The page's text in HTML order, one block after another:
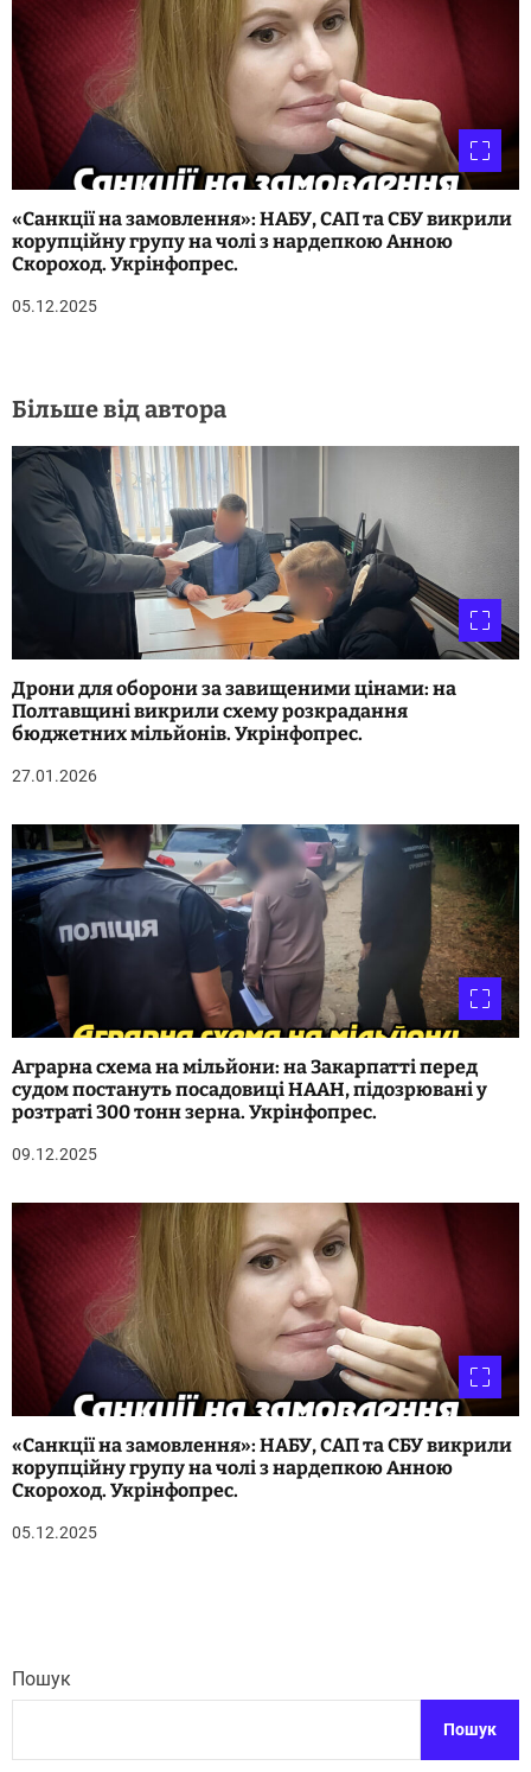
«Санкції на замовлення»: НАБУ, САП та СБУ викрили
корупційну групу на чолі з нардепкою Анною
Скороход. Укрінфопрес.
05.12.2025
Більше від автора
Дрони для оборони за завищеними цінами: на
Полтавщині викрили схему розкрадання
бюджетних мільйонів. Укрінфопрес.
27.01.2026
Аграрна схема на мільйони: на Закарпатті перед
судом постануть посадовиці НААН, підозрювані у
розтраті 300 тонн зерна. Укрінфопрес.
09.12.2025
«Санкції на замовлення»: НАБУ, САП та СБУ викрили
корупційну групу на чолі з нардепкою Анною
Скороход. Укрінфопрес.
05.12.2025
Пошук
Пошук